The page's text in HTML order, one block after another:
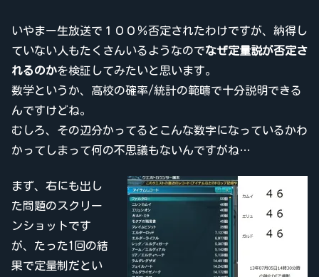
いやまー生放送で１００％否定されたわけですが、納得し
ていない人もたくさんいるようなのでなぜ定量説が否定さ
れるのかを検証してみたいと思います。
数学というか、高校の確率/統計の範疇で十分説明できる
んですけどね。
むしろ、その辺分かってるとこんな数字になっているかわ
かってしまって何の不思議もないんですがね…
まず、右にも出し
た問題のスクリー
ンショットです
が、たった1回の結
果で定量制だとい